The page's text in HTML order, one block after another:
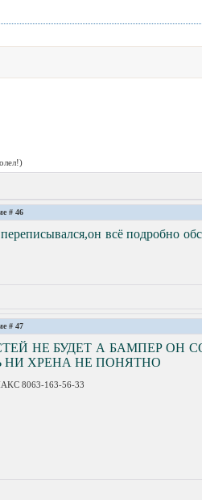
# 46
всё подробно
# 47
НЕ БУДЕТ А БАМПЕР ОН
НИ ХРЕНА НЕ ПОНЯТНО
8063-163-56-33